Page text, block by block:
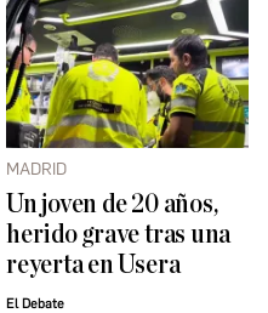
MADRID
Un joven de 20 años,
herido grave tras una
reyerta en Usera
El Debate